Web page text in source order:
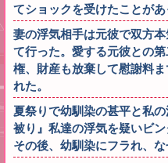
てショックを受けたことがあ
妻の浮気相手は元彼で双方
て行った。愛する元彼との
権、財産も放棄して慰謝料
れた。
夏祭りで幼馴染の甚平と私
被り』私達の浮気を疑いビ
その後、幼馴染にフラれ、